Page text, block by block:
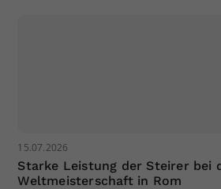
15.07.2026
Starke Leistung der Steirer bei
Weltmeisterschaft in Rom